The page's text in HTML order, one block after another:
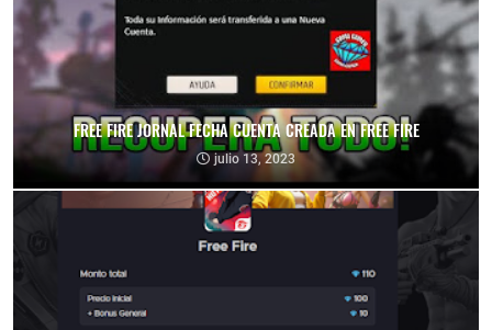
FREE FIRE JORNAL FECHA CUENTA CREADA EN FREE FIRE
julio 13, 2023